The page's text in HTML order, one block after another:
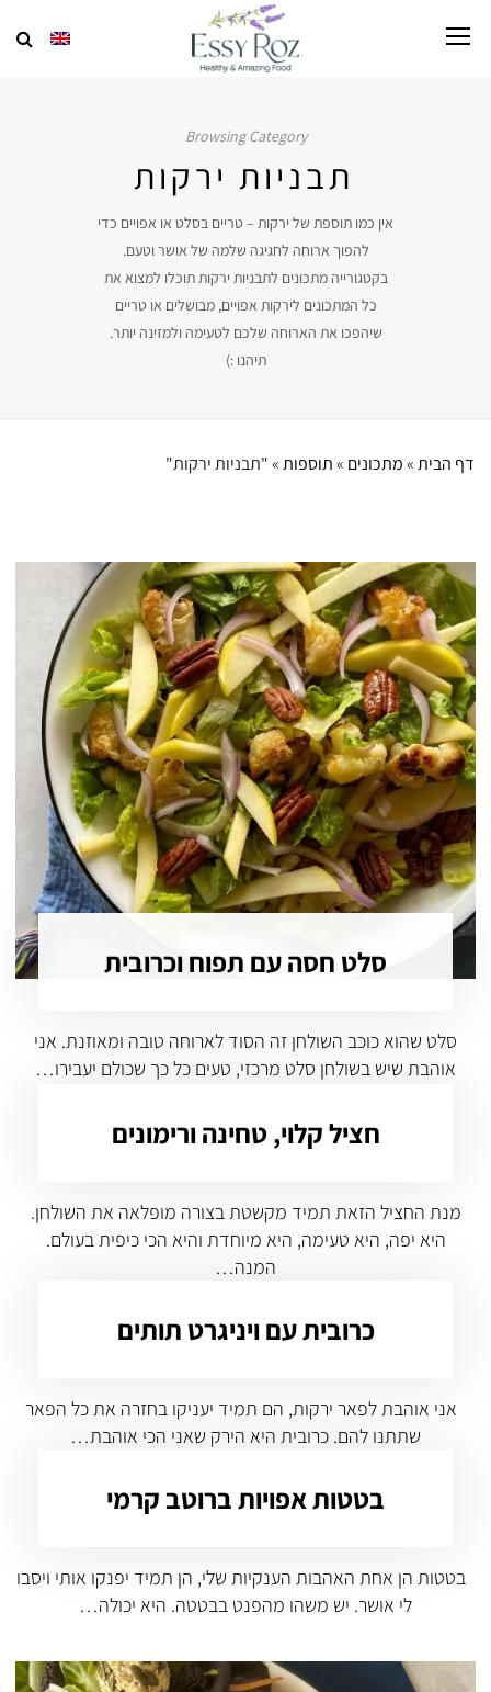
Browsing Category
תבניות ירקות
אין כמו תוספת של ירקות – טריים בסלט או אפויים כדי
להפוך ארוחה לחגיגה שלמה של אושר וטעם.
בקטגורייה מתכונים לתבניות ירקות תוכלו למצוא את
כל המתכונים לירקות אפויים, מבושלים או טריים
שיהפכו את הארוחה שלכם לטעימה ולמזינה יותר.
תיהנו :)
דף הבית»מתכונים »תוספות»"תבניות ירקות"
סלט חסה עם תפוח וכרובית
סלט שהוא כוכב השולחן זה הסוד לארוחה טובה ומאוזנת. אני
אוהבת שיש בשולחן סלט מרכזי, טעים כל כך שכולם יעבירו…
חציל קלוי, טחינה ורימונים
מנת החציל הזאת תמיד מקשטת בצורה מופלאה את השולחן.
היא יפה, היא טעימה, היא מיוחדת והיא הכי כיפית בעולם.
המנה…
כרובית עם ויניגרט תותים
אני אוהבת לפאר ירקות, הם תמיד יעניקו בחזרה את כל הפאר
שתתנו להם. כרובית היא הירק שאני הכי אוהבת…
בטטות אפויות ברוטב קרמי
בטטות הן אחת האהבות הענקיות שלי, הן תמיד יפנקו אותי ויסבו
לי אושר. יש משהו מהפנט בבטטה. היא יכולה…